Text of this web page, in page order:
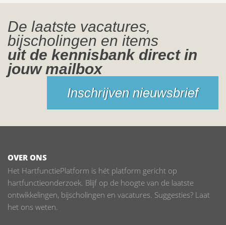
De laatste vacatures,
bijscholingen en items
uit de kennisbank direct in
jouw mailbox
Inschrijven nieuwsbrief
OVER ONS
Het HartfunctiePlatform is hét platform gericht op
hartfunctieonderzoek. Blijf op de hoogte van de laatste
ontwikkelingen, bijscholingen en vacatures. Suggesties? Laat
het ons weten.